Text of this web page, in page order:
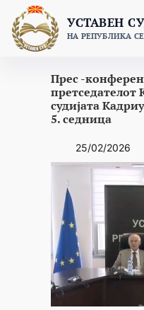
content
УСТАВЕН
НА РЕПУБЛИКА
Прес -
претседателот
судијата
5. седница
25/02/2026